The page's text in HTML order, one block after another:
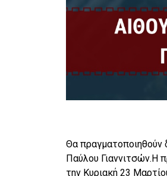
Θα
Παύλου Γιαννιτσών.Η
την Κυριακή 23